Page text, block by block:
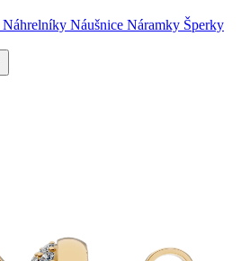
Náhrelníky Náušnice Náramky Šperky